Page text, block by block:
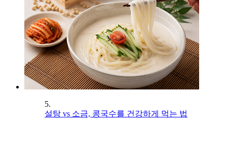
5.
설탕 vs 소금, 콩국수를 건강하게 먹는 법